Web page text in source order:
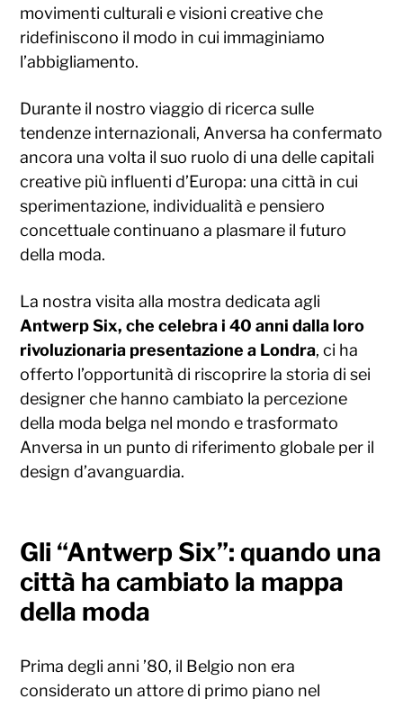
movimenti culturali e visioni creative che
ridefiniscono il modo in cui immaginiamo
l’abbigliamento.
Durante il nostro viaggio di ricerca sulle
tendenze internazionali, Anversa ha confermato
ancora una volta il suo ruolo di una delle capitali
creative più influenti d’Europa: una città in cui
sperimentazione, individualità e pensiero
concettuale continuano a plasmare il futuro
della moda.
La nostra visita alla mostra dedicata agli
Antwerp Six, che celebra i 40 anni dalla loro
rivoluzionaria presentazione a Londra, ci ha
offerto l’opportunità di riscoprire la storia di sei
designer che hanno cambiato la percezione
della moda belga nel mondo e trasformato
Anversa in un punto di riferimento globale per il
design d’avanguardia.
Gli “Antwerp Six”: quando una
città ha cambiato la mappa
della moda
Prima degli anni ’80, il Belgio non era
considerato un attore di primo piano nel